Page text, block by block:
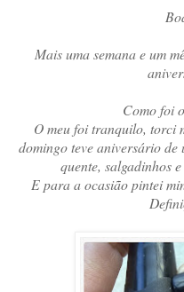
Mais uma semana e um
Como foi
O meu foi tranquilo, torci
domingo teve aniversário
quente, salgadinhos
E para a ocasião pintei